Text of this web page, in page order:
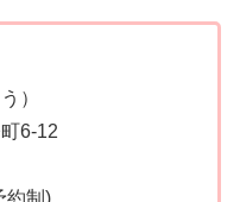
）
6-12
約制)